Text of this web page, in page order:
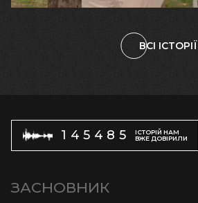
ВСІ ІСТОРІЇ
145485
ІСТОРІЙ НАМ
ВЖЕ ДОВІРИЛИ
ЗАСНОВНИК